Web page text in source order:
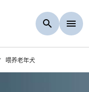
喂养老年犬